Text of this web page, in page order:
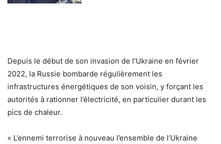
Depuis le début de son invasion de l’Ukraine en février
2022, la Russie bombarde régulièrement les
infrastructures énergétiques de son voisin, y forçant les
autorités à rationner l’électricité, en particulier durant les
pics de chaleur.
« L’ennemi terrorise à nouveau l’ensemble de l’Ukraine